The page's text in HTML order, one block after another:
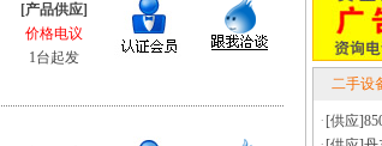
[产品供应]
价格电议
1台起发
二手设
· [供应